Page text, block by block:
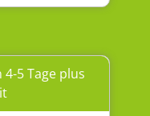
5 Tage plus